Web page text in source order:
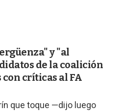
y "al
de la coalición
críticas al FA
que toque —dijo luego